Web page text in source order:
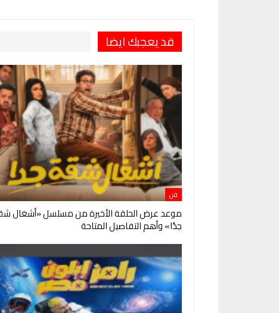
قد يعجبك ايضا
فن
موعد عرض الحلقة الأخيرة من مسلسل «أشغال
جدًا» وأهم التفاصيل المتاحة